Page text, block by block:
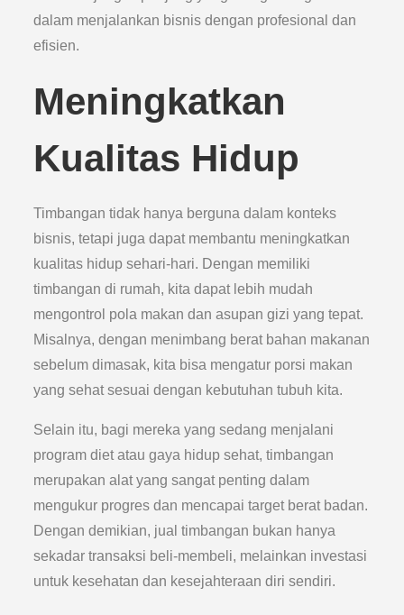
dalam menjalankan bisnis dengan profesional dan
efisien.
Meningkatkan
Kualitas Hidup
Timbangan tidak hanya berguna dalam konteks
bisnis, tetapi juga dapat membantu meningkatkan
kualitas hidup sehari-hari. Dengan memiliki
timbangan di rumah, kita dapat lebih mudah
mengontrol pola makan dan asupan gizi yang tepat.
Misalnya, dengan menimbang berat bahan makanan
sebelum dimasak, kita bisa mengatur porsi makan
yang sehat sesuai dengan kebutuhan tubuh kita.
Selain itu, bagi mereka yang sedang menjalani
program diet atau gaya hidup sehat, timbangan
merupakan alat yang sangat penting dalam
mengukur progres dan mencapai target berat badan.
Dengan demikian, jual timbangan bukan hanya
sekadar transaksi beli-membeli, melainkan investasi
untuk kesehatan dan kesejahteraan diri sendiri.